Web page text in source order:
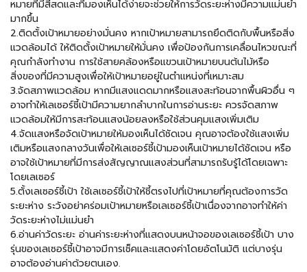
หมายที่มีสีสดและที่มองเห็นได้ง่ายจะช่วยให้การวัดระยะห่างมีความแม่นยำ
มากขึ้น
2.ติดตั้งเป้าหมายอย่างมั่นคง หากเป้าหมายสามารถยึดติดกับพื้นหรือสิ่ง
แวดล้อมได้ ให้ติดตั้งเป้าหมายให้มั่นคง เพื่อป้องกันการเคลื่อนไหวขณะที่
คุณกำลังทำงาน การใช้สายคล้องหรือแขวนเป้าหมายบนต้นไม้หรือ
สิ่งของที่มีความสูงเพื่อให้เป้าหมายอยู่ในตำแหน่งที่เหมาะสม
3.จัดสภาพแวดล้อม หากมีแสงแดดมากหรือแสงสะท้อนจากพื้นผิวอื่น ๆ
อาจทำให้เลเซอร์ชี้เป้ามีความยากลำบากในการอ่านระยะ ควรจัดสภาพ
แวดล้อมให้มีการสะท้อนแสงน้อยลงหรือใช้ส่วนคุมแสงเพิ่มเติม
4.จัดแสงหรือจัดเป้าหมายให้มองเห็นได้ชัดเจน คุณอาจต้องใช้แสงเพิ่ม
เติมหรือแสงกลางวันเพื่อให้เลเซอร์ชี้เป้ามองเห็นเป้าหมายได้ชัดเจน หรือ
อาจใช้เป้าหมายที่มีการส่งสัญญาณแสงส่วนที่สามารถรับรู้ได้โดยเฉพาะ
โดยเลเซอร์
5.ตั้งเลเซอร์ชี้เป้า ใช้เลเซอร์ชี้เป้าให้ชี้ตรงไปที่เป้าหมายที่คุณต้องการวัด
ระยะห่าง ระวังอย่าคร่อมเป้าหมายหรือเลเซอร์ชี้เป้าเนื่องจากอาจทำให้ค่า
วัดระยะห่างไม่แม่นยำ
6.อ่านค่าวัดระยะ อ่านค่าระยะห่างที่แสดงบนหน้าจอของเลเซอร์ชี้เป้า บาง
รุ่นของเลเซอร์ชี้เป้าอาจมีการเช็คและแสดงค่าโดยอัตโนมัติ แต่บางรุ่น
อาจต้องอ่านค่าด้วยตนเอง.